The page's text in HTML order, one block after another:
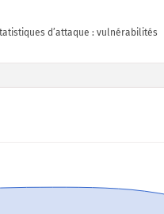
d’attaque : vulnérabilités